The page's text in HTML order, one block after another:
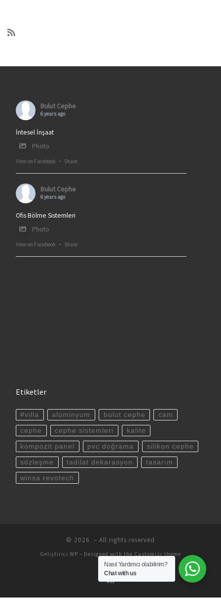
Bulut Cephe
6 years ago
İntesel İnşaat
Photo
View on Facebook · Share
Bulut Cephe
6 years ago
Ofis Bölme Sistemleri
Photo
View on Facebook · Share
Etiketler
#villa alüminyum bulut cephe cam
cephe cephe sistemleri kalite
kompozit panel pvc doğrama silikon cephe
sözleşme tadilat dekarasyon tasarım
winsa revotech
© 2026 – All rights reserved
Geliştirici WP – Designed with the Customizr theme
Nasıl Yardımcı olabilirim?
Chat with us